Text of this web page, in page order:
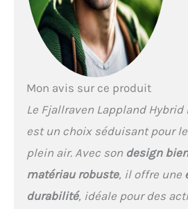
Mon avis sur ce produit
Le Fjallraven Lappland Hybrid
est un choix séduisant pour
plein air. Avec son design
matériau robuste, il offre une
durabilité, idéale pour des